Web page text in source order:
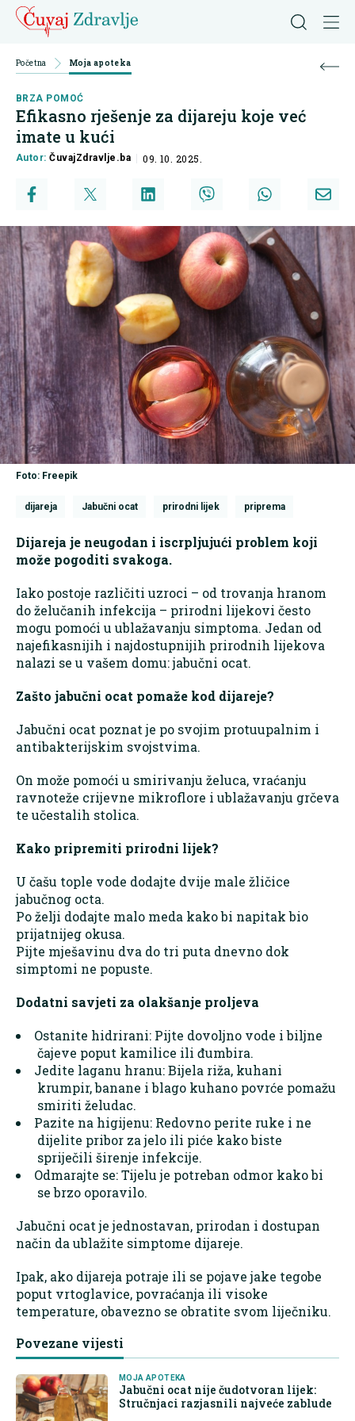
Početna Moja apoteka
BRZA POMOĆ
Efikasno rješenje za dijareju koje već
imate u kući
Autor:ČuvajZdravlje.ba 09. 10. 2025.
Foto: Freepik
dijareja Jabučni ocat prirodni lijek priprema
Dijareja je neugodan i iscrpljujući problem koji
može pogoditi svakoga.
Iako postoje različiti uzroci – od trovanja hranom
do želučanih infekcija – prirodni lijekovi često
mogu pomoći u ublažavanju simptoma. Jedan od
najefikasnijih i najdostupnijih prirodnih lijekova
nalazi se u vašem domu: jabučni ocat.
Zašto jabučni ocat pomaže kod dijareje?
Jabučni ocat poznat je po svojim protuupalnim i
antibakterijskim svojstvima.
On može pomoći u smirivanju želuca, vraćanju
ravnoteže crijevne mikroflore i ublažavanju grčeva
te učestalih stolica.
Kako pripremiti prirodni lijek?
U čašu tople vode dodajte dvije male žličice
jabučnog octa.
Po želji dodajte malo meda kako bi napitak bio
prijatnijeg okusa.
Pijte mješavinu dva do tri puta dnevno dok
simptomi ne popuste.
Dodatni savjeti za olakšanje proljeva
Ostanite hidrirani: Pijte dovoljno vode i biljne
čajeve poput kamilice ili đumbira.
Jedite laganu hranu: Bijela riža, kuhani
krumpir, banane i blago kuhano povrće pomažu
smiriti želudac.
Pazite na higijenu: Redovno perite ruke i ne
dijelite pribor za jelo ili piće kako biste
spriječili širenje infekcije.
Odmarajte se: Tijelu je potreban odmor kako bi
se brzo oporavilo.
Jabučni ocat je jednostavan, prirodan i dostupan
način da ublažite simptome dijareje.
Ipak, ako dijareja potraje ili se pojave jake tegobe
poput vrtoglavice, povraćanja ili visoke
temperature, obavezno se obratite svom liječniku.
Povezane vijesti
MOJA APOTEKA
Jabučni ocat nije čudotvoran lijek:
Stručnjaci razjasnili najveće zablude